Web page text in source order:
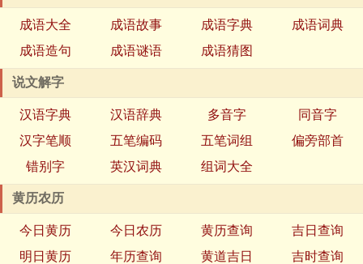
成语大全 成语故事 成语字典
成语词典
成语造句
成语谜语 成语猜图
说文解字
汉语字典 汉语辞典 多音字
同音字
汉字笔顺
五笔编码 五笔词组
偏旁部首
错别字
英汉词典 组词大全
黄历农历
今日黄历 今日农历 黄历查询
吉日查询
明日黄历
年历查询 黄道吉日
吉时查询